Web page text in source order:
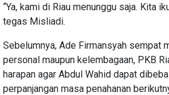
“Ya, kami di Riau menunggu saja. Kita
tegas Misliadi.
Sebelumnya, Ade Firmansyah sempat
personal maupun kelembagaan, PKB
harapan agar Abdul Wahid dapat
perpanjangan masa penahanan